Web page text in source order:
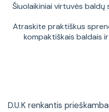
Šiuolaikiniai virtuvės
Atraskite praktiškus
kompaktiškais baldais
D.U.K renkantis